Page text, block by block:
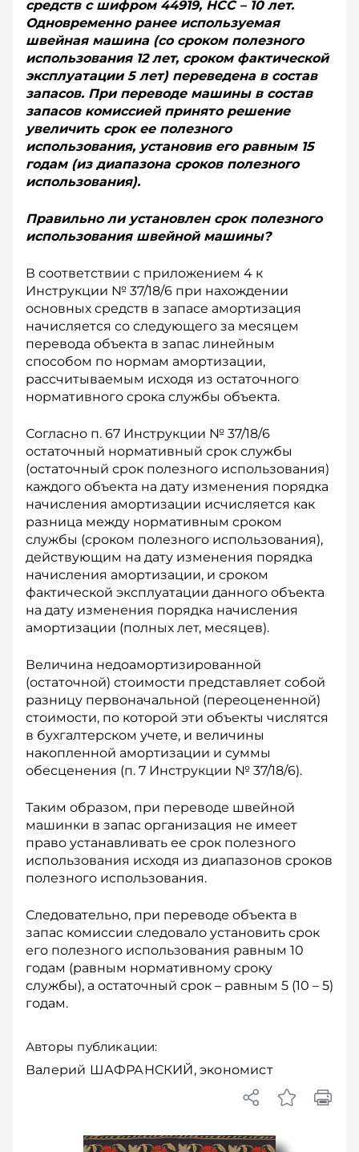
средств с шифром 44919, НСС – 10 лет.
Одновременно ранее используемая
швейная машина (со сроком полезного
использования 12 лет, сроком фактической
эксплуатации 5 лет) переведена в состав
запасов. При переводе машины в состав
запасов комиссией принято решение
увеличить срок ее полезного
использования, установив его равным 15
годам (из диапазона сроков полезного
использования).
Правильно ли установлен срок полезного
использования швейной машины?
В соответствии с приложением 4 к
Инструкции № 37/18/6 при нахождении
основных средств в запасе амортизация
начисляется со следующего за месяцем
перевода объекта в запас линейным
способом по нормам амортизации,
рассчитываемым исходя из остаточного
нормативного срока службы объекта.
Согласно п. 67 Инструкции № 37/18/6
остаточный нормативный срок службы
(остаточный срок полезного использования)
каждого объекта на дату изменения порядка
начисления амортизации исчисляется как
разница между нормативным сроком
службы (сроком полезного использования),
действующим на дату изменения порядка
начисления амортизации, и сроком
фактической эксплуатации данного объекта
на дату изменения порядка начисления
амортизации (полных лет, месяцев).
Величина недоамортизированной
(остаточной) стоимости представляет собой
разницу первоначальной (переоцененной)
стоимости, по которой эти объекты числятся
в бухгалтерском учете, и величины
накопленной амортизации и суммы
обесценения (п. 7 Инструкции № 37/18/6).
Таким образом, при переводе швейной
машинки в запас организация не имеет
право устанавливать ее срок полезного
использования исходя из диапазонов сроков
полезного использования.
Следовательно, при переводе объекта в
запас комиссии следовало установить срок
его полезного использования равным 10
годам (равным нормативному сроку
службы), а остаточный срок – равным 5 (10 – 5)
годам.
Авторы публикации:
Валерий ШАФРАНСКИЙ, экономист